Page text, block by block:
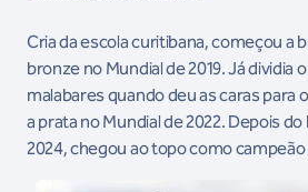
Cria da escola curitibana, começou a
bronze no Mundial de 2019. Já dividia
malabares quando deu as caras para
a prata no Mundial de 2022. Depois
2024, chegou ao topo como campeão